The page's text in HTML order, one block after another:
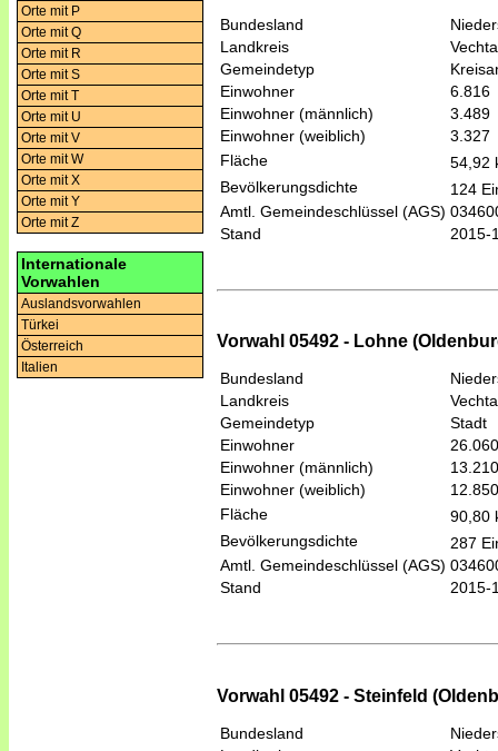
Orte mit P
Orte mit Q
Orte mit R
Orte mit S
Orte mit T
Orte mit U
Orte mit V
Orte mit W
Orte mit X
Orte mit Y
Orte mit Z
Internationale
Vorwahlen
Auslandsvorwahlen
Türkei
Österreich
Italien
Bundesland
Landkreis
Vechta
Gemeindetyp
Einwohner
6.816
Einwohner (männlich)
3.489
Einwohner (weiblich)
3.327
Fläche
54,92
Bevölkerungsdichte
124
Amtl. Gemeindeschlüssel (AGS)
Stand
2015-
Vorwahl 05492 - Lohne
Bundesland
Landkreis
Vechta
Gemeindetyp
Stadt
Einwohner
26.060
Einwohner (männlich)
13.210
Einwohner (weiblich)
12.850
Fläche
90,80
Bevölkerungsdichte
287
Amtl. Gemeindeschlüssel (AGS)
Stand
2015-
Vorwahl 05492 - Steinfeld
Bundesland